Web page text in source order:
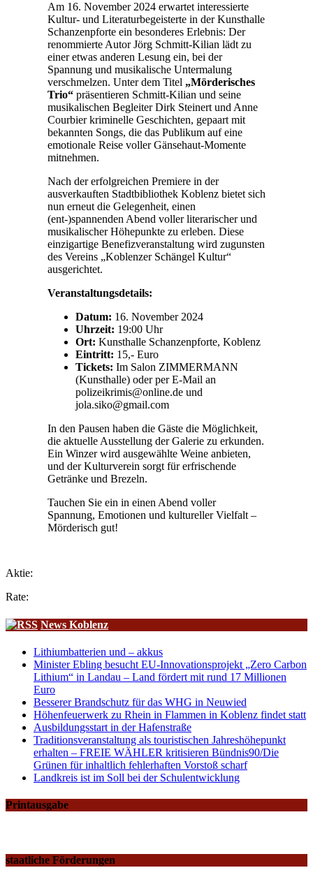
Am 16. November 2024 erwartet interessierte
Kultur- und Literaturbegeisterte in der Kunsthalle
Schanzenpforte ein besonderes Erlebnis: Der
renommierte Autor Jörg Schmitt-Kilian lädt zu
einer etwas anderen Lesung ein, bei der
Spannung und musikalische Untermalung
verschmelzen. Unter dem Titel „Mörderisches
Trio“ präsentieren Schmitt-Kilian und seine
musikalischen Begleiter Dirk Steinert und Anne
Courbier kriminelle Geschichten, gepaart mit
bekannten Songs, die das Publikum auf eine
emotionale Reise voller Gänsehaut-Momente
mitnehmen.
Nach der erfolgreichen Premiere in der
ausverkauften Stadtbibliothek Koblenz bietet sich
nun erneut die Gelegenheit, einen
(ent-)spannenden Abend voller literarischer und
musikalischer Höhepunkte zu erleben. Diese
einzigartige Benefizveranstaltung wird zugunsten
des Vereins „Koblenzer Schängel Kultur“
ausgerichtet.
Veranstaltungsdetails:
Datum: 16. November 2024
Uhrzeit: 19:00 Uhr
Ort: Kunsthalle Schanzenpforte, Koblenz
Eintritt: 15,- Euro
Tickets: Im Salon ZIMMERMANN
(Kunsthalle) oder per E-Mail an
polizeikrimis@online.de und
jola.siko@gmail.com
In den Pausen haben die Gäste die Möglichkeit,
die aktuelle Ausstellung der Galerie zu erkunden.
Ein Winzer wird ausgewählte Weine anbieten,
und der Kulturverein sorgt für erfrischende
Getränke und Brezeln.
Tauchen Sie ein in einen Abend voller
Spannung, Emotionen und kultureller Vielfalt –
Mörderisch gut!
Aktie:
Rate:
News Koblenz
Lithiumbatterien und – akkus
Minister Ebling besucht EU-Innovationsprojekt „Zero Carbon
Lithium“ in Landau – Land fördert mit rund 17 Millionen
Euro
Besserer Brandschutz für das WHG in Neuwied
Höhenfeuerwerk zu Rhein in Flammen in Koblenz findet statt
Ausbildungsstart in der Hafenstraße
Traditionsveranstaltung als touristischen Jahreshöhepunkt
erhalten – FREIE WÄHLER kritisieren Bündnis90/Die
Grünen für inhaltlich fehlerhaften Vorstoß scharf
Landkreis ist im Soll bei der Schulentwicklung
Printausgabe
staatliche Förderungen